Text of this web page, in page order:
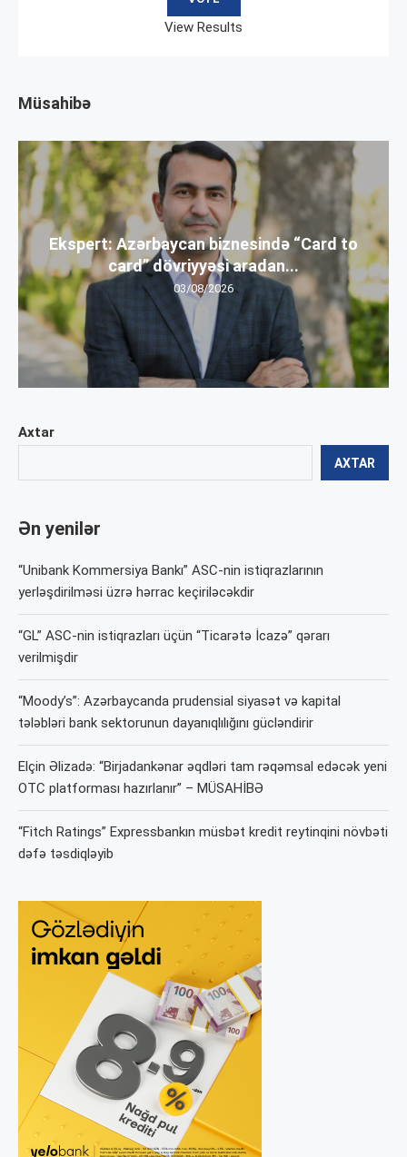
Axtar
AXTAR
Ən yenilər
“Unibank Kommersiya Bankı” ASC-nin istiqrazlarının
yerləşdirilməsi üzrə hərrac keçiriləcəkdir
“GL” ASC-nin istiqrazları üçün “Ticarətə İcazə” qərarı
verilmişdir
“Moody’s”: Azərbaycanda prudensial siyasət və kapital
tələbləri bank sektorunun dayanıqlılığını gücləndirir
Elçin Əlizadə: “Birjadankənar əqdləri tam rəqəmsal edəcək yeni
OTC platforması hazırlanır” – MÜSAHİBƏ
“Fitch Ratings” Expressbankın müsbət kredit reytinqini növbəti
dəfə təsdiqləyib
View Results
Müsahibə
Ekspert: Azərbaycan biznesində “Card to
card” dövriyyəsi aradan...
03/08/2026